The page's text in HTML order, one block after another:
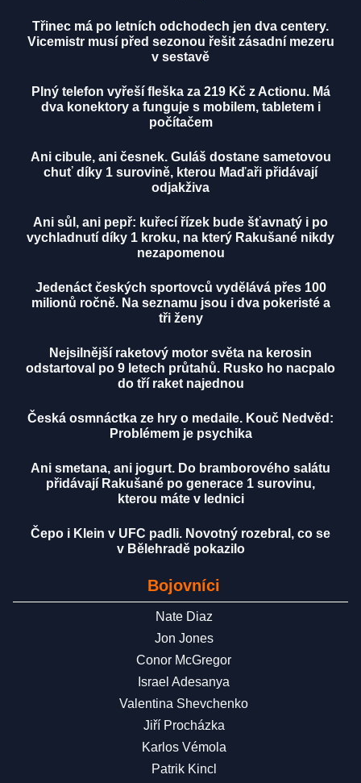
Třinec má po letních odchodech jen dva centery.
Vicemistr musí před sezonou řešit zásadní mezeru
v sestavě
Plný telefon vyřeší fleška za 219 Kč z Actionu. Má
dva konektory a funguje s mobilem, tabletem i
počítačem
Ani cibule, ani česnek. Guláš dostane sametovou
chuť díky 1 surovině, kterou Maďaři přidávají
odjakživa
Ani sůl, ani pepř: kuřecí řízek bude šťavnatý i po
vychladnutí díky 1 kroku, na který Rakušané nikdy
nezapomenou
Jedenáct českých sportovců vydělává přes 100
milionů ročně. Na seznamu jsou i dva pokeristé a
tři ženy
Nejsilnější raketový motor světa na kerosin
odstartoval po 9 letech průtahů. Rusko ho nacpalo
do tří raket najednou
Česká osmnáctka ze hry o medaile. Kouč Nedvěd:
Problémem je psychika
Ani smetana, ani jogurt. Do bramborového salátu
přidávají Rakušané po generace 1 surovinu,
kterou máte v lednici
Čepo i Klein v UFC padli. Novotný rozebral, co se
v Bělehradě pokazilo
Bojovníci
Nate Diaz
Jon Jones
Conor McGregor
Israel Adesanya
Valentina Shevchenko
Jiří Procházka
Karlos Vémola
Patrik Kincl